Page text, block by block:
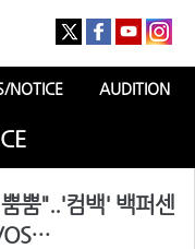
NOTICE AUDITION
뿜"..'컴백' 백퍼센
OS…